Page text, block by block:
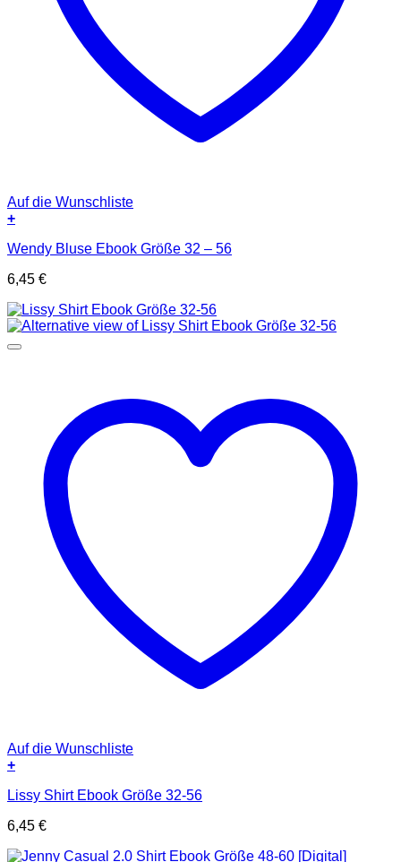
Auf die Wunschliste
+
Wendy Bluse Ebook Größe 32 – 56
6,45 €
Auf die Wunschliste
+
Lissy Shirt Ebook Größe 32-56
6,45 €